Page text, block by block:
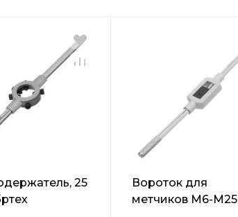
25
Вороток для
метчиков M6-M25